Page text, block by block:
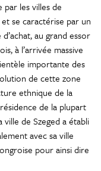
les villes de
se caractérise par un
au grand essor
à l’arrivée massive
importante des
de cette zone
ethnique de la
de la plupart
de Szeged a établi
avec sa ville
pour ainsi dire